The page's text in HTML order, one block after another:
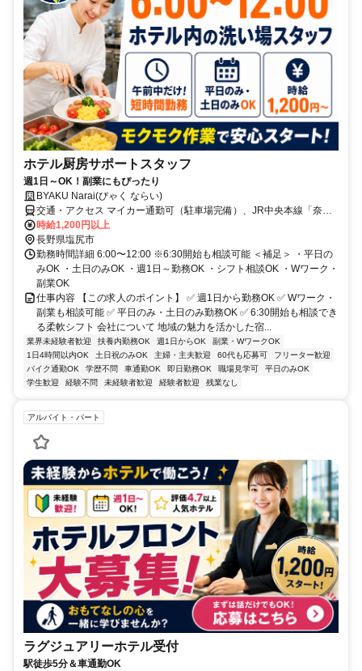
ホテル厨房サポートスタッフ
週1日～OK！副業にもぴったり
BYAKU Narai(びゃく ならい)
交通・アクセス マイカー通勤可（駐車場完備）、JR中央本線「奈良
井駅」より徒歩5分
時給1,200円以上
長野県塩尻市
勤務時間詳細 6:00〜12:00 ※6:30開始も相談可能 ＜補足＞ ・平日の
みOK ・土日のみOK ・週1日～勤務OK ・シフト相談OK ・Wワーク・
副業OK
仕事内容 【この求人のポイント】 ✅ 週1日から勤務OK ✅ Wワーク・
副業も相談可能 ✅ 平日のみ・土日のみ勤務OK ✅ 6:30開始も相談でき
る柔軟シフト 会社について 地域の魅力を活かした宿...
業界未経験者歓迎 扶養内勤務OK 週1日からOK
副業・WワークOK
1日4時間以内OK
土日祝のみOK 主婦・主夫歓迎 60代も応募可
フリーター歓迎
バイク通勤OK
学歴不問 車通勤OK 即日勤務OK 職場見学可
平日のみOK
学生歓迎
経験不問 未経験者歓迎 経験者歓迎 残業なし
アルバイト・パート
ラグジュアリーホテル受付
駅徒歩5分＆車通勤OK